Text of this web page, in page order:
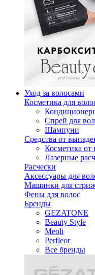
Уход за волосами
Косметика для
Спрей для
Шампуни
Средства от
Косметика от
Лазерные
Расчески
Аксессуары для
Машинки для
Фены для волос
Бренды
GEZATONE
Beauty Style
Meoli
Perfleor
Все бренды